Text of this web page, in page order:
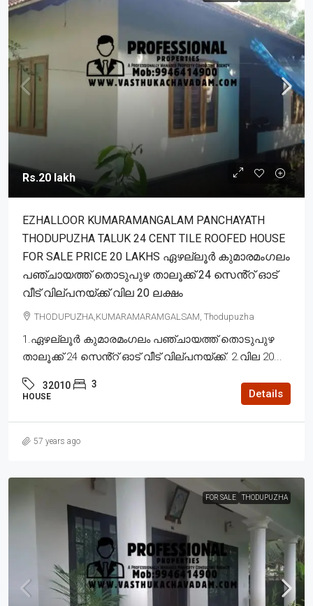
Rs.20 lakh
EZHALLOOR KUMARAMANGALAM PANCHAYATH
THODUPUZHA TALUK 24 CENT TILE ROOFED HOUSE
FOR SALE PRICE 20 LAKHS ഏഴല്ലൂർ കുമാരമംഗലം
പഞ്ചായത്ത് തൊടുപുഴ താലൂക്ക് 24 സെൻ്റ് ഓട്
വീട് വില്പനയ്ക്ക് വില 20 ലക്ഷം
THODUPUZHA,KUMARAMARAMGALSAM, Thodupuzha
1.ഏഴല്ലൂർ കുമാരമംഗലം പഞ്ചായത്ത് തൊടുപുഴ
താലൂക്ക് 24 സെൻ്റ് ഓട് വീട് വില്പനയ്ക്ക്. 2.വില 20...
32010 3
HOUSE Details
57 years ago
FOR SALE THODUPUZHA